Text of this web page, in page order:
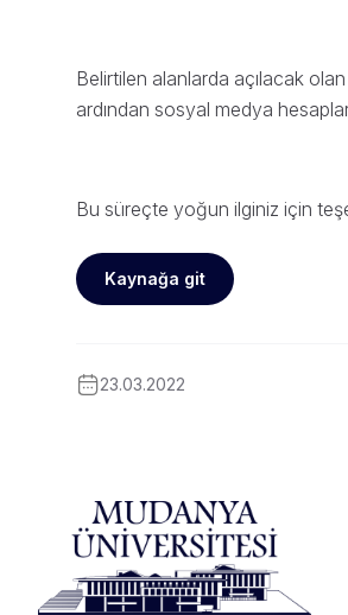
Belirtilen alanlarda açılacak
ardından sosyal medya
Bu süreçte yoğun ilginiz için
Kaynağa git
23.03.2022